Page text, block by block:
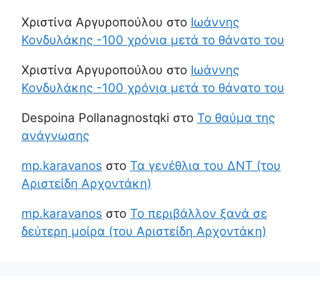
Χριστίνα Αργυροπούλου στο Ιωάννης
Κονδυλάκης -100 χρόνια μετά το θάνατο του
Χριστίνα Αργυροπούλου στο Ιωάννης
Κονδυλάκης -100 χρόνια μετά το θάνατο του
Despoina Pollanagnostqki στο Το θαύμα της
ανάγνωσης
mp.karavanos στο Τα γενέθλια του ΔΝΤ (του
Αριστείδη Αρχοντάκη)
mp.karavanos στο Το περιβάλλον ξανά σε
δεύτερη μοίρα (του Αριστείδη Αρχοντάκη)